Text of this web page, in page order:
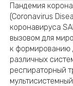
Пандемия
(Coronavirus
коронавируса
вызовом для
к формированию
различных
респираторный